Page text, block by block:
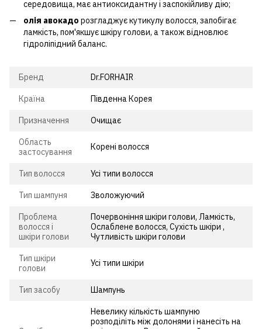
середовища, має антиоксидантну і заспокійливу дію;
олія авокадо розгладжує кутикулу волосся, запобігає
ламкість, пом'якшує шкіру голови, а також відновлює
гідроліпідний баланс.
Бренд Dr.FORHAIR
Країна Південна Корея
Призначення Очищає
Область
застосування
Корені волосся
Тип волосся Усі типи волосся
Тип шампуня Зволожуючий
Проблема
волосся і
шкіри голови
Почервоніння шкіри голови, Ламкість,
Ослаблене волосся, Сухість шкіри ,
Чутливість шкіри голови
Тип шкіри
голови
Усі типи шкіри
Тип засобу Шампунь
Невелику кількість шампуню
розподіліть між долонями і нанесіть на